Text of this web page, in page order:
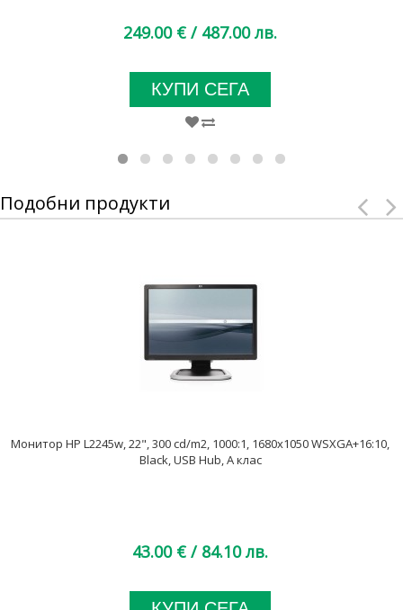
249.00 € / 487.00 лв.
КУПИ СЕГА
Подобни продукти
Монитор HP L2245w, 22", 300 cd/m2, 1000:1, 1680x1050 WSXGA+16:10,
Black, USB Hub, А клас
43.00 € / 84.10 лв.